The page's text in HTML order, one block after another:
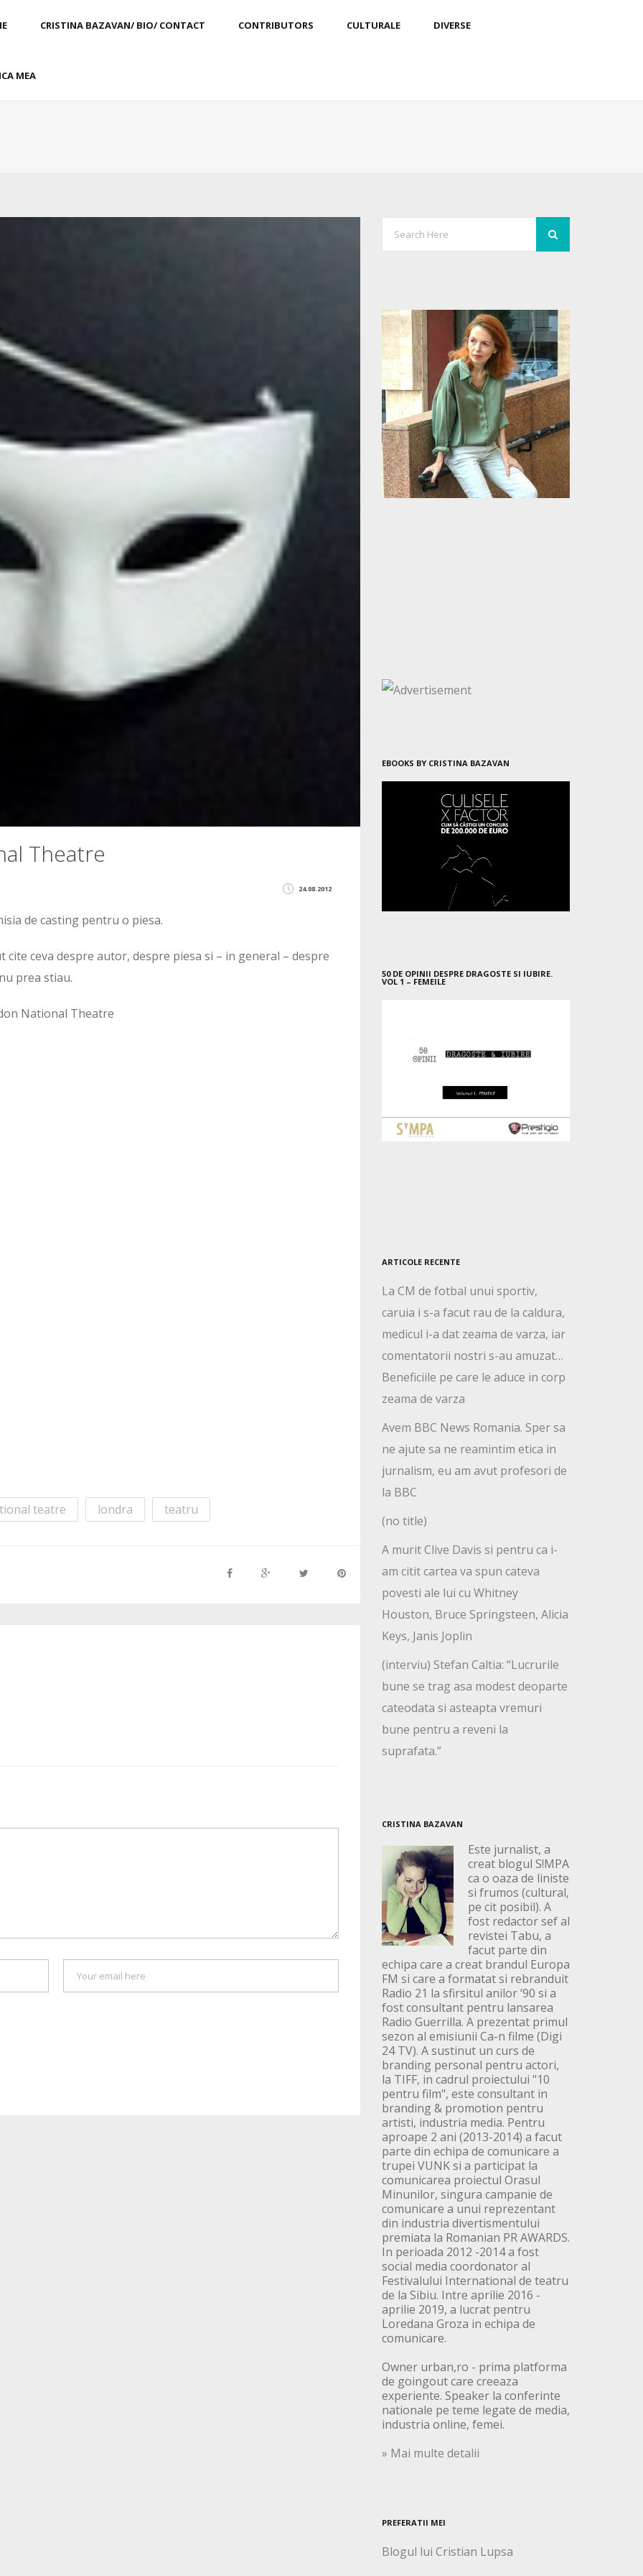
CRISTINA BAZAVAN/ BIO/ CONTACT CONTRIBUTORS CULTURALE DIVERSE
MEA
Theatre
24.08.2012
de casting pentru o piesa.
ceva despre autor, despre piesa si – in general – despre
prea stiau.
National Theatre
teatre londra teatru
EBOOKS BY CRISTINA BAZAVAN
50 DE OPINII DESPRE DRAGOSTE SI IUBIRE.
VOL 1 – FEMEILE
ARTICOLE RECENTE
La CM de fotbal unui sportiv,
caruia i s-a facut rau de la caldura,
medicul i-a dat zeama de varza, iar
comentatorii nostri s-au amuzat…
Beneficiile pe care le aduce in corp
zeama de varza
Avem BBC News Romania. Sper sa
ne ajute sa ne reamintim etica in
jurnalism, eu am avut profesori de
la BBC
(no title)
A murit Clive Davis si pentru ca i-
am citit cartea va spun cateva
povesti ale lui cu Whitney
Houston, Bruce Springsteen, Alicia
Keys, Janis Joplin
(interviu) Stefan Caltia: “Lucrurile
bune se trag asa modest deoparte
cateodata si asteapta vremuri
bune pentru a reveni la
suprafata.”
CRISTINA BAZAVAN
Este jurnalist, a
creat blogul S!MPA
ca o oaza de liniste
si frumos (cultural,
pe cit posibil). A
fost redactor sef al
revistei Tabu, a
facut parte din
echipa care a creat brandul Europa
FM si care a formatat si rebranduit
Radio 21 la sfirsitul anilor ‘90 si a
fost consultant pentru lansarea
Radio Guerrilla. A prezentat primul
sezon al emisiunii Ca-n filme (Digi
24 TV). A sustinut un curs de
branding personal pentru actori,
la TIFF, in cadrul proiectului "10
pentru film", este consultant in
branding & promotion pentru
artisti, industria media. Pentru
aproape 2 ani (2013-2014) a facut
parte din echipa de comunicare a
trupei VUNK si a participat la
comunicarea proiectul Orasul
Minunilor, singura campanie de
comunicare a unui reprezentant
din industria divertismentului
premiata la Romanian PR AWARDS.
In perioada 2012 -2014 a fost
social media coordonator al
Festivalului International de teatru
de la Sibiu. Intre aprilie 2016 -
aprilie 2019, a lucrat pentru
Loredana Groza in echipa de
comunicare.
Owner urban,ro - prima platforma
de goingout care creeaza
experiente. Speaker la conferinte
nationale pe teme legate de media,
industria online, femei.
» Mai multe detalii
PREFERATII MEI
Blogul lui Cristian Lupsa